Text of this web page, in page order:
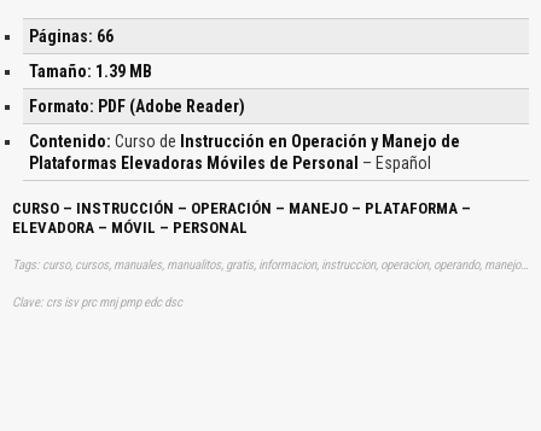
Páginas: 66
Tamaño: 1.39 MB
Formato: PDF (Adobe Reader)
Contenido: Curso de Instrucción en Operación y Manejo de
Plataformas Elevadoras Móviles de Personal – Español
CURSO – INSTRUCCIÓN – OPERACIÓN – MANEJO – PLATAFORMA –
ELEVADORA – MÓVIL – PERSONAL
Tags: curso, cursos, manuales, manualitos, gratis, informacion, instruccion, operacion, operando, manejos, elevadores, moviles, mobiles, trabajadores, aprender, descargas
Clave: crs isv prc mnj pmp edc dsc